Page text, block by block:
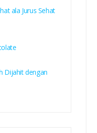
ala Jurus Sehat
Dijahit dengan